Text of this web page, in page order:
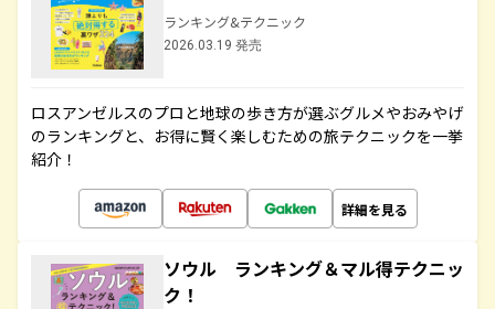
ランキング&テクニック
2026.03.19 発売
ロスアンゼルスのプロと地球の歩き方が選ぶグルメやおみやげ
のランキングと、お得に賢く楽しむための旅テクニックを一挙
紹介！
詳細を見る
ソウル ランキング＆マル得テクニッ
ク！